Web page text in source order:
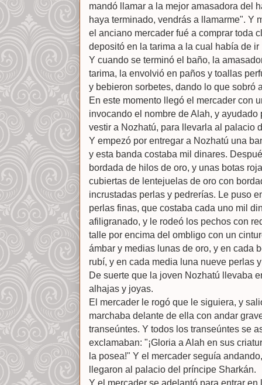
mandó llamar a la mejor amasadora del
haya terminado, vendrás a llamarme". Y
el anciano mercader fué a comprar toda
depositó en la tarima a la cual había de
Y cuando se terminó el baño, la
tarima, la envolvió en paños y toallas
y bebieron sorbetes, dando lo que sobró
En este momento llegó el mercader con
invocando el nombre de Alah, y
vestir a Nozhatú, para llevarla al palacio
Y empezó por entregar a Nozhatú una
y esta banda costaba mil dinares.
bordada de hilos de oro, y unas botas
cubiertas de lentejuelas de oro con
incrustadas perlas y pedrerías. Le puso
perlas finas, que costaba cada uno mil
afiligranado, y le rodeó los pechos con
talle por encima del ombligo con un
ámbar y medias lunas de oro, y en cada
rubí, y en cada media luna nueve perlas
De suerte que la joven Nozhatú llevaba
alhajas y joyas.
El mercader le rogó que le siguiera, y
marchaba delante de ella con andar
transeúntes. Y todos los transeúntes se
exclamaban: "¡Gloria a Alah en sus
la posea!" Y el mercader seguía
llegaron al palacio del príncipe Sharkán.
Y el mercader se adelantó para entrar